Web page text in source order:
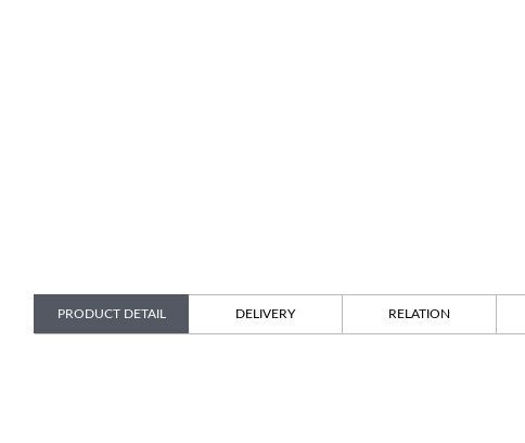
PRODUCT DETAIL DELIVERY RELATION